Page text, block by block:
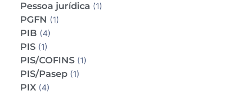
Pessoa jurídica (1)
PGFN (1)
PIB (4)
PIS (1)
PIS/COFINS (1)
PIS/Pasep (1)
PIX (4)